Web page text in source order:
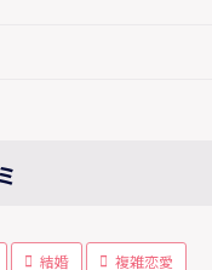
結婚 複雑恋愛